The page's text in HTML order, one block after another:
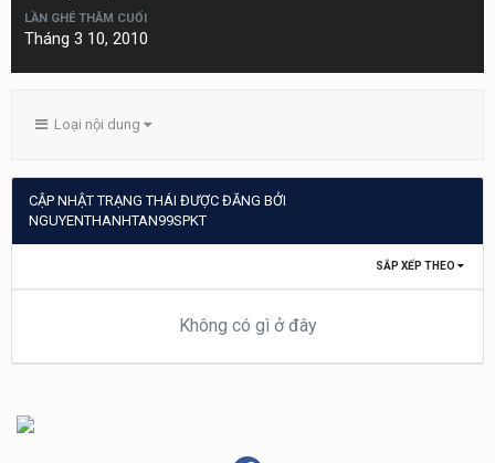
LẦN GHÉ THĂM CUỐI
Tháng 3 10, 2010
Loại nội dung
CẬP NHẬT TRẠNG THÁI ĐƯỢC ĐĂNG BỞI
NGUYENTHANHTAN99SPKT
SẮP XẾP THEO
Không có gì ở đây